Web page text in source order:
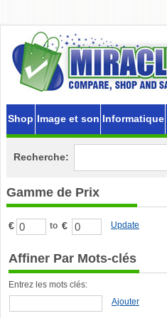
Shop Image et son Informatique
Recherche:
Gamme de Prix
€ to € Update
Affiner Par Mots-clés
Entrez les mots clés:
Ajouter